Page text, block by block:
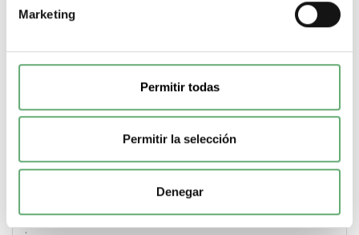
Marketing
Permitir todas
Permitir la selección
Denegar
IV
humedad relativa
Altitud máxima de funcionamiento
.